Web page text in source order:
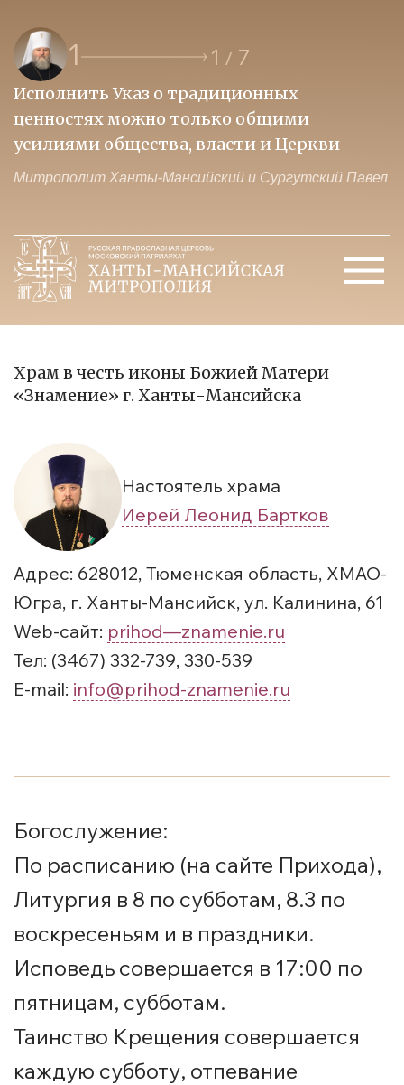
2 2 /7
Исполнить Указ о традиционных
ценностях можно только общими
усилиями общества, власти и Церкви
Митрополит Ханты-Мансийский и Сургутский Павел
Храм в честь иконы Божией Матери
«Знамение» г. Ханты-Мансийска
Настоятель храма
Иерей Леонид Бартков
Адрес: 628012, Тюменская область, ХМАО-
Югра, г. Ханты-Мансийск, ул. Калинина, 61
Web-сайт: prihod—znamenie.ru
Тел: (3467) 332-739, 330-539
E-mail: info@prihod-znamenie.ru
Богослужение:
По расписанию (на сайте Прихода),
Литургия в 8 по субботам, 8.3 по
воскресеньям и в праздники.
Исповедь совершается в 17:00 по
пятницам, субботам.
Таинство Крещения совершается
каждую субботу, отпевание